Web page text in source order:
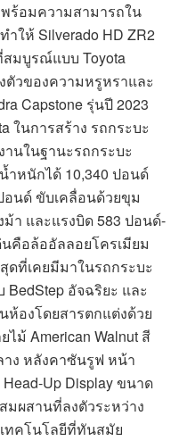
ร้อมความสามารถใน
ำให้ Silverado HD ZR2
สมบูรณ์แบบ Toyota
ตัวของความหรูหราและ
Capstone รุ่นปี 2023
ในการสร้าง รถกระบะ
นในฐานะรถกระบะ
ำหนักได้ 10,340 ปอนด์
นด์ ขับเคลื่อนด้วยขุม
ม้า และแรงบิด 583 ปอนด์-
คือล้ออัลลอยโครเมียม
ที่เคยมีมาในรถกระบะ
BedStep อัจฉริยะ และ
ห้องโดยสารตกแต่งด้วย
ไม้ American Walnut สี
ง หลังคาซันรูฟ หน้า
Up Display ขนาด
มผสานที่ลงตัวระหว่าง
ทคโนโลยีที่ทันสมัย